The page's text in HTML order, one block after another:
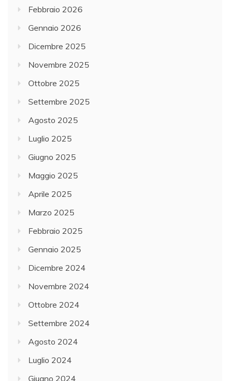
Febbraio 2026
Gennaio 2026
Dicembre 2025
Novembre 2025
Ottobre 2025
Settembre 2025
Agosto 2025
Luglio 2025
Giugno 2025
Maggio 2025
Aprile 2025
Marzo 2025
Febbraio 2025
Gennaio 2025
Dicembre 2024
Novembre 2024
Ottobre 2024
Settembre 2024
Agosto 2024
Luglio 2024
Giugno 2024